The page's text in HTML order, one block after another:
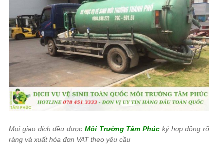
Mọi giao dịch đều được Môi Trường Tâm Phúc ký hợp đồng rõ
ràng và xuất hóa đơn VAT theo yêu cầu